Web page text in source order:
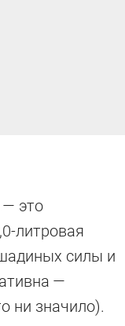
— это
литровая
силы и
—
ни значило).